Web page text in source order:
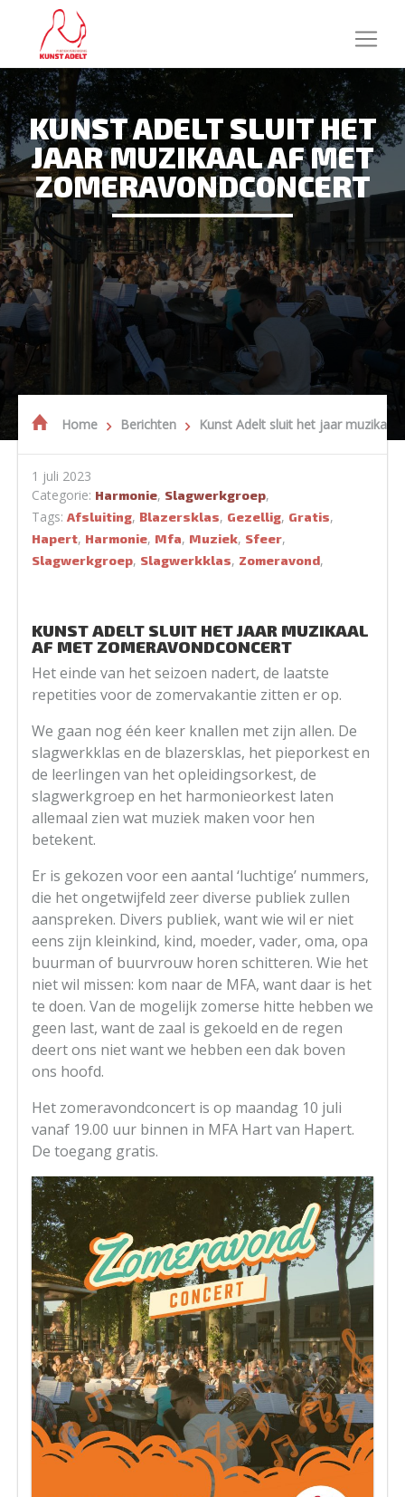
KUNST ADELT SLUIT HET
JAAR MUZIKAAL AF MET
ZOMERAVONDCONCERT
Home Berichten Kunst Adelt sluit het jaar
1 juli 2023
Categorie: Harmonie, Slagwerkgroep,
Tags: Afsluiting, Blazersklas, Gezellig, Gratis,
Hapert, Harmonie, Mfa, Muziek, Sfeer,
Slagwerkgroep, Slagwerkklas, Zomeravond,
KUNST ADELT SLUIT HET JAAR MUZIKAAL
AF MET ZOMERAVONDCONCERT
Het einde van het seizoen nadert, de laatste
repetities voor de zomervakantie zitten er op.
We gaan nog één keer knallen met zijn allen. De
slagwerkklas en de blazersklas, het pieporkest en
de leerlingen van het opleidingsorkest, de
slagwerkgroep en het harmonieorkest laten
allemaal zien wat muziek maken voor hen
betekent.
Er is gekozen voor een aantal ‘luchtige’ nummers,
die het ongetwijfeld zeer diverse publiek zullen
aanspreken. Divers publiek, want wie wil er niet
eens zijn kleinkind, kind, moeder, vader, oma, opa
buurman of buurvrouw horen schitteren. Wie het
niet wil missen: kom naar de MFA, want daar is het
te doen. Van de mogelijk zomerse hitte hebben we
geen last, want de zaal is gekoeld en de regen
deert ons niet want we hebben een dak boven
ons hoofd.
Het zomeravondconcert is op maandag 10 juli
vanaf 19.00 uur binnen in MFA Hart van Hapert.
De toegang gratis.